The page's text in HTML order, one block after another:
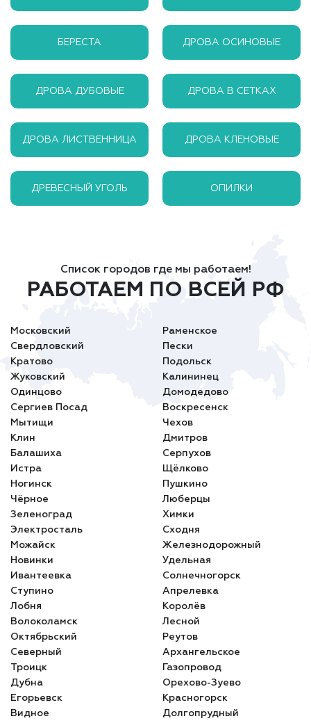
БЕРЕСТА ДРОВА ОСИНОВЫЕ
ДРОВА ДУБОВЫЕ ДРОВА В СЕТКАХ
ДРОВА ЛИСТВЕННИЦА ДРОВА КЛЕНОВЫЕ
ДРЕВЕСНЫЙ УГОЛЬ ОПИЛКИ
Список городов где мы работаем!
РАБОТАЕМ ПО ВСЕЙ РФ
Московский
Раменское
Свердловский
Пески
Кратово
Подольск
Жуковский
Калининец
Одинцово
Домодедово
Сергиев Посад
Воскресенск
Мытищи
Чехов
Клин
Дмитров
Балашиха
Серпухов
Истра
Щёлково
Ногинск
Пушкино
Чёрное
Люберцы
Зеленоград
Химки
Электросталь
Сходня
Можайск
Железнодорожный
Новинки
Удельная
Ивантеевка
Солнечногорск
Ступино
Апрелевка
Лобня
Королёв
Волоколамск
Лесной
Октябрьский
Реутов
Северный
Архангельское
Троицк
Газопровод
Дубна
Орехово-Зуево
Егорьевск
Красногорск
Видное
Долгопрудный